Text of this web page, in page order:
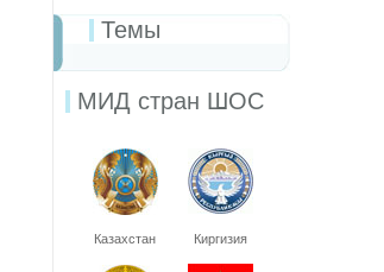
Темы
МИД стран ШОС
Казахстан Киргизия